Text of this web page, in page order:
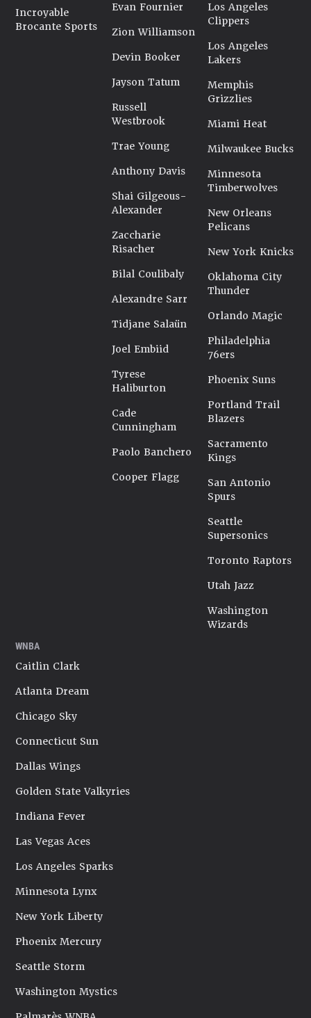
Incroyable
Brocante Sports
Evan Fournier
Zion Williamson
Devin Booker
Jayson Tatum
Russell
Westbrook
Trae Young
Anthony Davis
Shai Gilgeous-
Alexander
Zaccharie
Risacher
Bilal Coulibaly
Alexandre Sarr
Tidjane Salaün
Joel Embiid
Tyrese
Haliburton
Cade
Cunningham
Paolo Banchero
Cooper Flagg
Los Angeles
Clippers
Los Angeles
Lakers
Memphis
Grizzlies
Miami Heat
Milwaukee Bucks
Minnesota
Timberwolves
New Orleans
Pelicans
New York Knicks
Oklahoma City
Thunder
Orlando Magic
Philadelphia
76ers
Phoenix Suns
Portland Trail
Blazers
Sacramento
Kings
San Antonio
Spurs
Seattle
Supersonics
Toronto Raptors
Utah Jazz
Washington
Wizards
WNBA
Caitlin Clark
Atlanta Dream
Chicago Sky
Connecticut Sun
Dallas Wings
Golden State Valkyries
Indiana Fever
Las Vegas Aces
Los Angeles Sparks
Minnesota Lynx
New York Liberty
Phoenix Mercury
Seattle Storm
Washington Mystics